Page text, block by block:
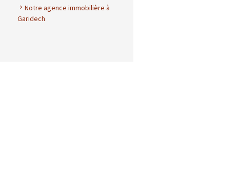
Notre agence immobilière à
Garidech